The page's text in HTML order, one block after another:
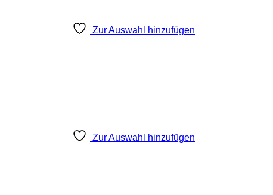
Zur Auswahl hinzufügen
Zur Auswahl hinzufügen